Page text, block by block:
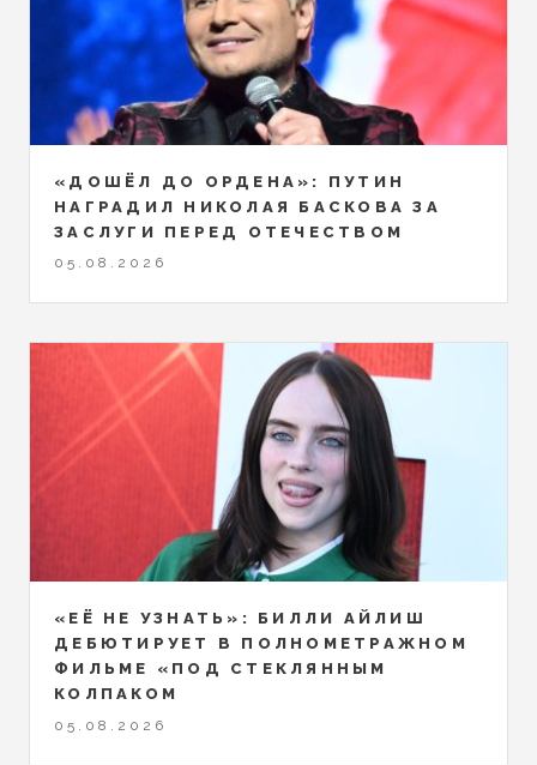
«ДОШЁЛ ДО ОРДЕНА»: ПУТИН
НАГРАДИЛ НИКОЛАЯ БАСКОВА ЗА
ЗАСЛУГИ ПЕРЕД ОТЕЧЕСТВОМ
05.08.2026
«ЕЁ НЕ УЗНАТЬ»: БИЛЛИ АЙЛИШ
ДЕБЮТИРУЕТ В ПОЛНОМЕТРАЖНОМ
ФИЛЬМЕ «ПОД СТЕКЛЯННЫМ
КОЛПАКОМ
05.08.2026